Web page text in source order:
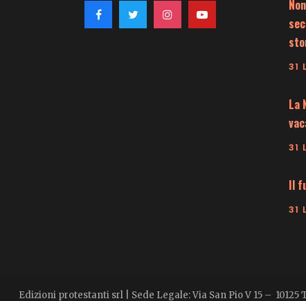
31
La
31
Il
31
Edizioni protestanti srl | Sede Legale: Via San Pio V 15 – 10125